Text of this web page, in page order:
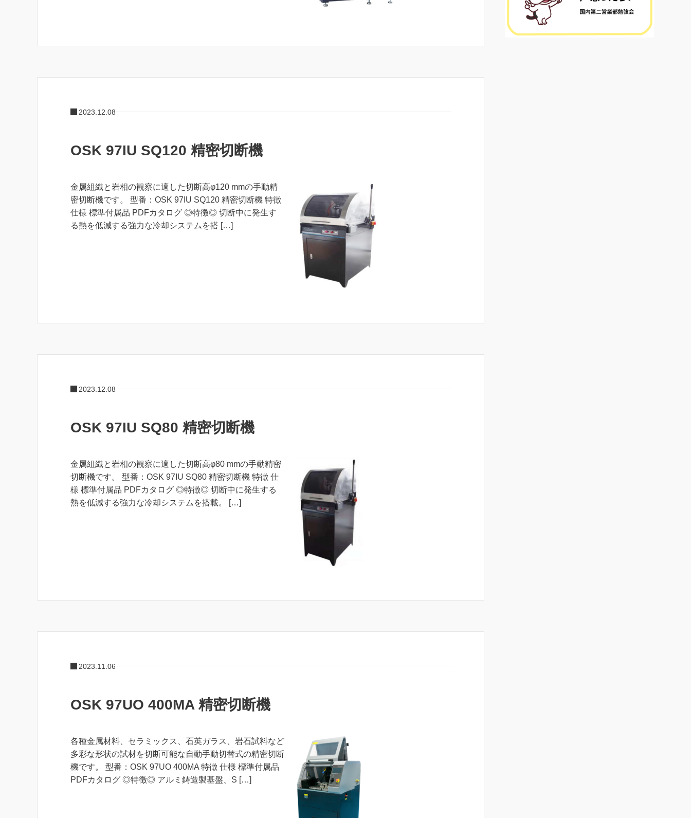
2023.12.08
OSK 97IU SQ120 精密切断機
金属組織と岩相の観察に適した切断高φ120 mmの手動精
密切断機です。 型番：OSK 97IU SQ120 精密切断機 特徴
仕様 標準付属品 PDFカタログ ◎特徴◎ 切断中に発生す
る熱を低減する強力な冷却システムを搭 […]
2023.12.08
OSK 97IU SQ80 精密切断機
金属組織と岩相の観察に適した切断高φ80 mmの手動精密
切断機です。 型番：OSK 97IU SQ80 精密切断機 特徴 仕
様 標準付属品 PDFカタログ ◎特徴◎ 切断中に発生する
熱を低減する強力な冷却システムを搭載。 […]
2023.11.06
OSK 97UO 400MA 精密切断機
各種金属材料、セラミックス、石英ガラス、岩石試料など
多彩な形状の試材を切断可能な自動手動切替式の精密切断
機です。 型番：OSK 97UO 400MA 特徴 仕様 標準付属品
PDFカタログ ◎特徴◎ アルミ鋳造製基盤、S […]